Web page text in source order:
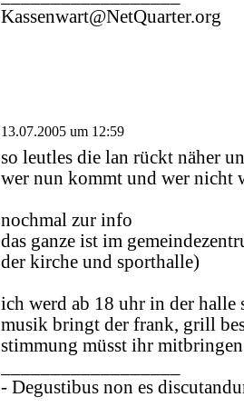
Kassenwart@NetQuarter.org
13.07.2005 um 12:59
so leutles die lan rückt näher
wer nun kommt und wer nicht
nochmal zur info
das ganze ist im
der kirche und sporthalle)
ich werd ab 18 uhr in der halle
musik bringt der frank, grill
stimmung müsst ihr mitbringen
- Degustibus non es